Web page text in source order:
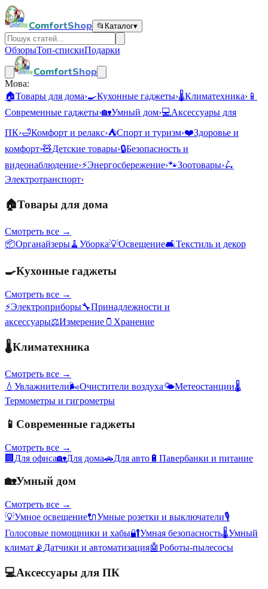
ComfortShop 📂 Каталог▾
ОбзорыТоп-спискиПодарки
ComfortShop
Мова:
🏠Товары для дома›🍳Кухонные гаджеты›🌡️Климатехника› 📱
Современные гаджеты›🏡Умный дом›💻Аксессуары для
ПК›🛁Комфорт и релакс›⛺Спорт и туризм›❤️Здоровье и
комфорт›🧸Детские товары›🔒Безопасность и
видеонаблюдение›⚡Энергосбережение›🐾Зоотовары›🛴
Электротранспорт›
🏠Товары для дома
Смотреть все →
📦Органайзеры🧹 Уборка💡Освещение🛋️Текстиль и декор
🍳Кухонные гаджеты
Смотреть все →
⚡Электроприборы🔧Принадлежности и
аксессуары⚖️Измерение 🫙 Хранение
🌡️Климатехника
Смотреть все →
💧 Увлажнители🌬️Очистители воздуха🌤️Метеостанции🌡️
Термометры и гигрометры
📱 Современные гаджеты
Смотреть все →
🏢 Для офиса🏡Для дома🚗Для авто 🔋 Павербанки и питание
🏡Умный дом
Смотреть все →
💡Умное освещение🔌Умные розетки и выключатели🎙️
Голосовые помощники и хабы🔐Умная безопасность🌡️Умный
климат 📡 Датчики и автоматизация🤖Роботы-пылесосы
💻Аксессуары для ПК